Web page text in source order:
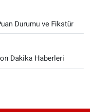
Durumu ve Fikstür
Dakika Haberleri